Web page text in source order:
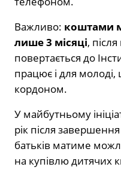
Важливо: коштами
лише 3 місяці,
повертається до
працює і для
кордоном.
У майбутньому
рік після
батьків матиме
на купівлю дитячих